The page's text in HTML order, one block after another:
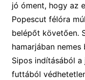
jó óment, hogy az
Popescut félóra
belépőt követően.
hamarjában
Sipos indításából a
futtából